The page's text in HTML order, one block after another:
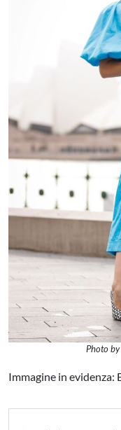
Photo
Immagine in evidenza: